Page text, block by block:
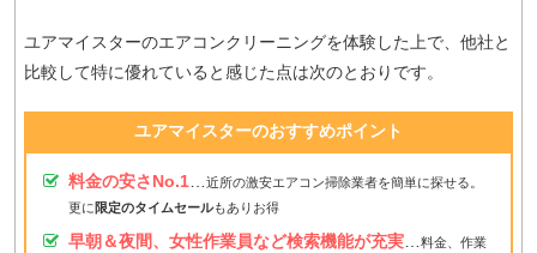
ユアマイスターのエアコンクリーニングを体験した上で、他社と
比較して特に優れていると感じた点は次のとおりです。
ユアマイスターのおすすめポイント
料金の安さNo.1…
近所の激安エアコン掃除業者を簡単に探せる。
更に 限定のタイムセールもありお得
早朝＆夜間、女性作業員など検索機能が充実…料金、作業